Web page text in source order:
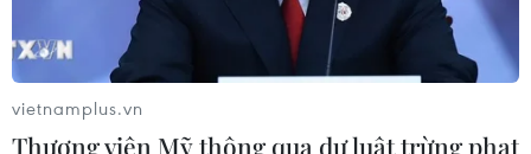
Thông tư quy định Danh mục Bệnh truyền
nhiễm nhóm B được ưu tiên bố trí ngân sách
cho hoạt động khám chữa bệnh.
Bộ Y tế đề xuất Danh mục Bệnh truyền nhiễm
vietnamplus.vn
Thượng viện Mỹ thông qua dự luật trừng phạt